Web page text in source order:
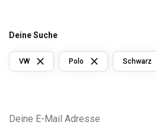
Deine Suche
VW Polo Schwarz
Deine E-Mail Adresse